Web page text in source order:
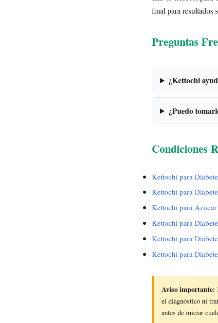
final para resultados
Preguntas
¿Kettochi
¿Puedo
Condiciones
Kettochi para
Kettochi para
Kettochi para
Kettochi para
Kettochi para
Kettochi para
Aviso importante:
el diagnóstico ni
antes de iniciar